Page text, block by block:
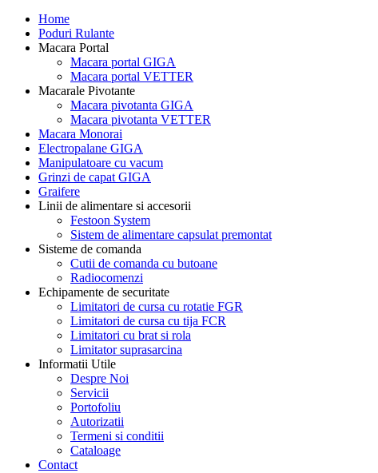
Home
Poduri Rulante
Macara Portal
Macara portal GIGA
Macara portal VETTER
Macarale Pivotante
Macara pivotanta GIGA
Macara pivotanta VETTER
Macara Monorai
Electropalane GIGA
Manipulatoare cu vacum
Grinzi de capat GIGA
Graifere
Linii de alimentare si accesorii
Festoon System
Sistem de alimentare capsulat premontat
Sisteme de comanda
Cutii de comanda cu butoane
Radiocomenzi
Echipamente de securitate
Limitatori de cursa cu rotatie FGR
Limitatori de cursa cu tija FCR
Limitatori cu brat si rola
Limitator suprasarcina
Informatii Utile
Despre Noi
Servicii
Portofoliu
Autorizatii
Termeni si conditii
Cataloage
Contact